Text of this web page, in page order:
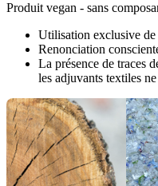
Produit vegan - sans
Utilisation exclusive de
Renonciation
La présence de traces
les adjuvants textiles